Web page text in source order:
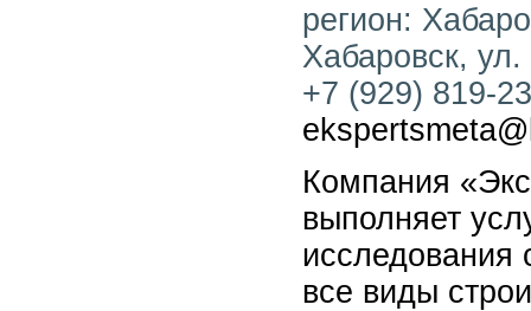
регион:
Хабаровск,
+7 (929) 819-
Компания
выполняет
исследования
все виды